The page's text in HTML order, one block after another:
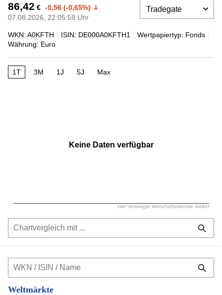
86,42 € -0,56 (-0,65%)
07.08.2026, 22:05:59 Uhr
WKN: A0KFTH ISIN: DE000A0KFTH1
Wertpapiertyp: Fonds
Währung: Euro
1T 3M 1J 5J Max
vwd Vereinigte Wirtschaftsdienste GmbH
Keine Daten verfügbar
Weltmärkte